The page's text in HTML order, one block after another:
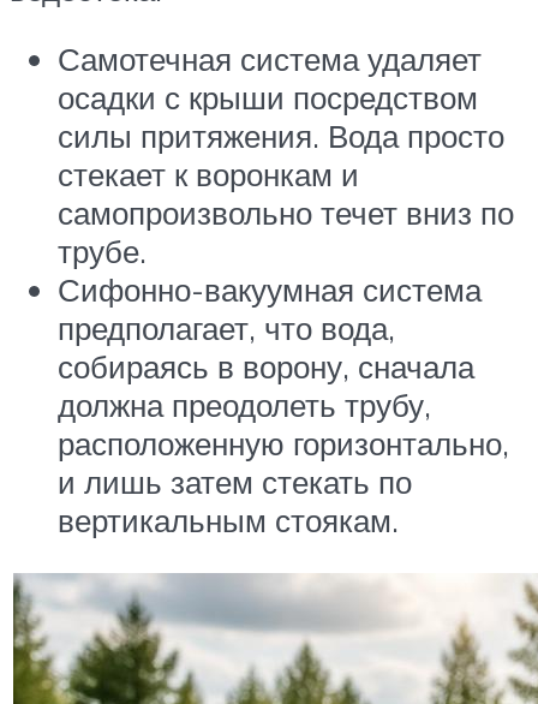
Самотечная система удаляет
осадки с крыши посредством
силы притяжения. Вода просто
стекает к воронкам и
самопроизвольно течет вниз по
трубе.
Сифонно-вакуумная система
предполагает, что вода,
собираясь в ворону, сначала
должна преодолеть трубу,
расположенную горизонтально,
и лишь затем стекать по
вертикальным стоякам.